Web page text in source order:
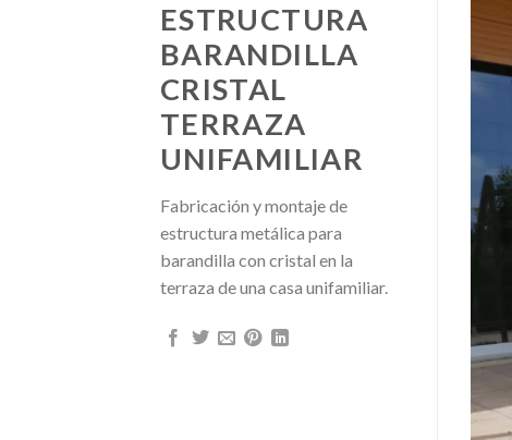
ESTRUCTURA
BARANDILLA
CRISTAL
TERRAZA
UNIFAMILIAR
Fabricación y montaje de
estructura metálica para
barandilla con cristal en la
terraza de una casa unifamiliar.